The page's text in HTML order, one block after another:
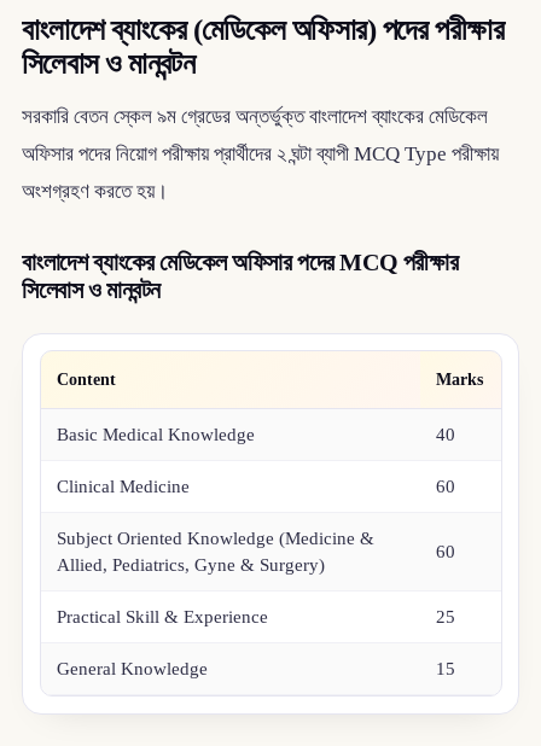
বাংলাদেশ ব্যাংকের (মেডিকেল অফিসার) পদের পরীক্ষার
সিলেবাস ও মানবন্টন
সরকারি বেতন স্কেল ৯ম গ্রেডের অন্তর্ভুক্ত বাংলাদেশ ব্যাংকের মেডিকেল
অফিসার পদের নিয়োগ পরীক্ষায় প্রার্থীদের ২ ঘন্টা ব্যাপী MCQ Type পরীক্ষায়
অংশগ্রহণ করতে হয়।
বাংলাদেশ ব্যাংকের মেডিকেল অফিসার পদের MCQ পরীক্ষার
সিলেবাস ও মানবন্টন
Content Marks
Basic Medical Knowledge 40
Clinical Medicine 60
Subject Oriented Knowledge (Medicine &
Allied, Pediatrics, Gyne & Surgery)
60
Practical Skill & Experience 25
General Knowledge 15